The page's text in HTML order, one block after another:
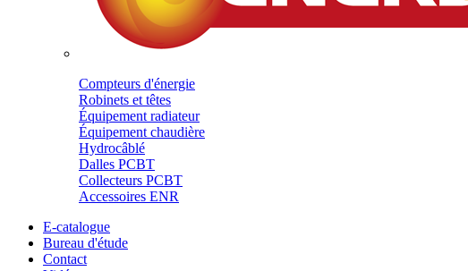
Compteurs d'énergie
Robinets et têtes
Équipement radiateur
Équipement chaudière
Hydrocâblé
Dalles PCBT
Collecteurs PCBT
Accessoires ENR
E-catalogue
Bureau d'étude
Contact